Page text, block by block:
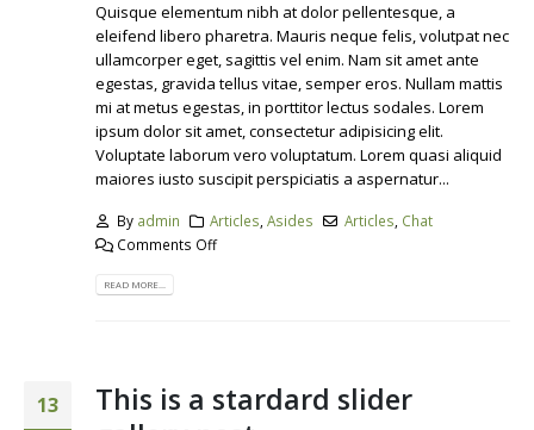
Quisque elementum nibh at dolor pellentesque, a
eleifend libero pharetra. Mauris neque felis, volutpat nec
ullamcorper eget, sagittis vel enim. Nam sit amet ante
egestas, gravida tellus vitae, semper eros. Nullam mattis
mi at metus egestas, in porttitor lectus sodales. Lorem
ipsum dolor sit amet, consectetur adipisicing elit.
Voluptate laborum vero voluptatum. Lorem quasi aliquid
maiores iusto suscipit perspiciatis a aspernatur...
By admin Articles,Asides Articles, Chat
Comments Off
READ MORE...
13
This is a stardard slider